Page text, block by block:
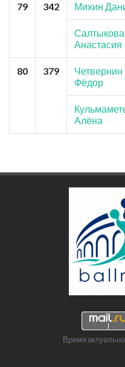
79 342 Михин
Салтыкова
Анастасия
80 379
Четвернин
Фёдор
Алёна
Время